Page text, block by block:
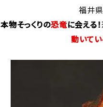
福井
本物そっくりの恐竜に会える！
動いて